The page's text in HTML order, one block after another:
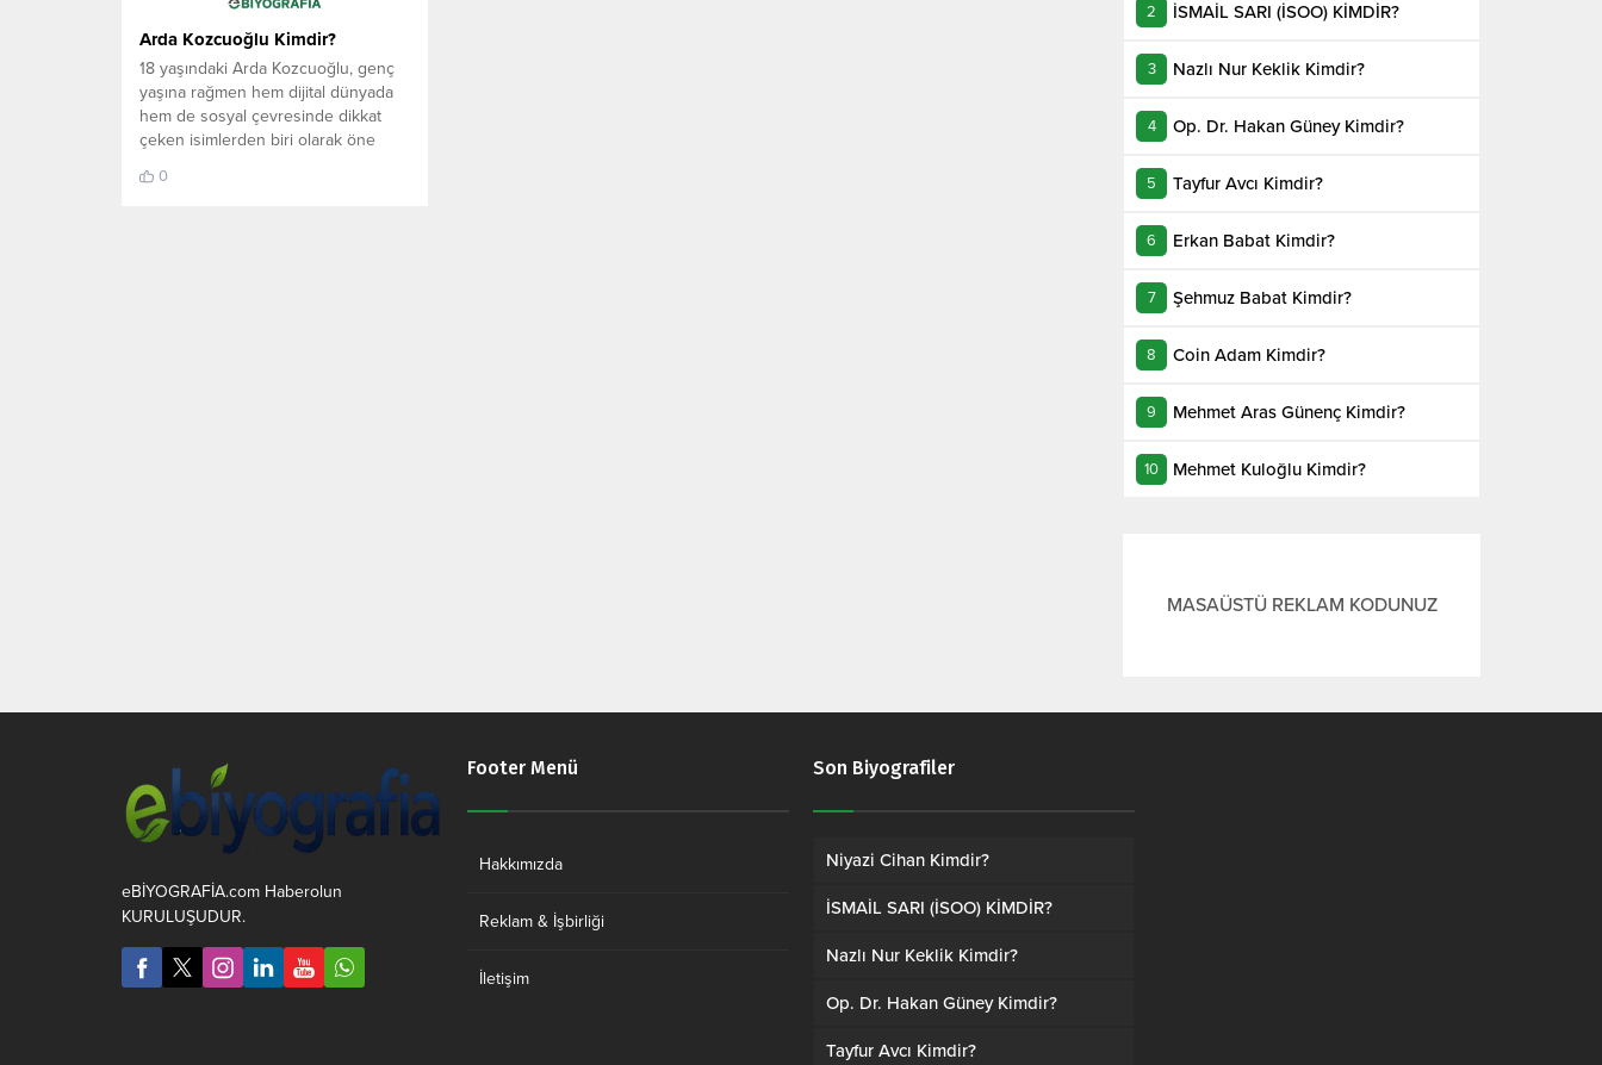
Arda Kozcuoğlu Kimdir?
18 yaşındaki Arda Kozcuoğlu, genç
yaşına rağmen hem dijital dünyada
hem de sosyal çevresinde dikkat
çeken isimlerden biri olarak öne
yaşadıktan sonra Antalya’ya
0
İSMAİL SARI (İSOO) KİMDİR?
Nazlı Nur Keklik Kimdir?
Op. Dr. Hakan Güney Kimdir?
Tayfur Avcı Kimdir?
Erkan Babat Kimdir?
Şehmuz Babat Kimdir?
Coin Adam Kimdir?
Mehmet Aras Günenç Kimdir?
Mehmet Kuloğlu Kimdir?
MASAÜSTÜ REKLAM KODUNUZ
eBİYOGRAFİA.com Haberolun
KURULUŞUDUR.
Footer Menü
Hakkımızda
Reklam & İşbirliği
İletişim
Son Biyografiler
Niyazi Cihan Kimdir?
İSMAİL SARI (İSOO) KİMDİR?
Nazlı Nur Keklik Kimdir?
Op. Dr. Hakan Güney Kimdir?
Tayfur Avcı Kimdir?